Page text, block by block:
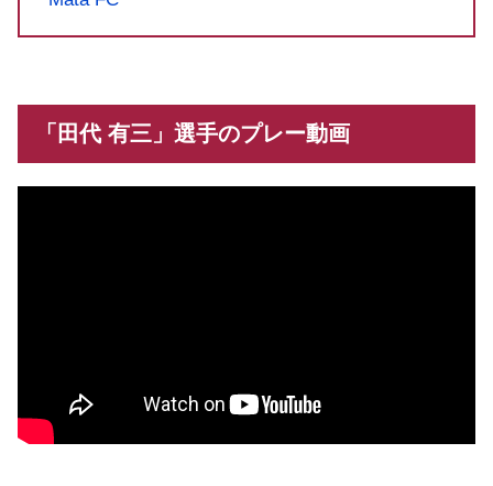
「田代 有三」選手のプレー動画